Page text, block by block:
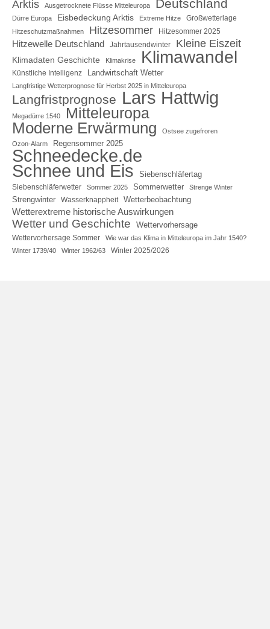
Arktis Ausgetrocknete Flüsse Mitteleuropa Deutschland
Dürre Europa Eisbedeckung Arktis Extreme Hitze Großwetterlage
Hitzeschutzmaßnahmen Hitzesommer Hitzesommer 2025
Hitzewelle Deutschland Jahrtausendwinter Kleine Eiszeit
Klimadaten Geschichte Klimakrise Klimawandel
Künstliche Intelligenz Landwirtschaft Wetter
Langfristige Wetterprognose für Herbst 2025 in Mitteleuropa
Langfristprognose Lars Hattwig
Megadürre 1540 Mitteleuropa
Moderne Erwärmung
Ostsee zugefroren
Ozon-Alarm
Regensommer 2025
Schneedecke.de
Schnee und Eis Siebenschläfertag
Siebenschläferwetter Sommer 2025 Sommerwetter Strenge Winter
Strengwinter Wasserknappheit Wetterbeobachtung
Wetterextreme historische Auswirkungen
Wetter und Geschichte Wettervorhersage
Wettervorhersage Sommer
Wie war das Klima in Mitteleuropa im Jahr 1540?
Winter 1739/40
Winter 1962/63 Winter 2025/2026